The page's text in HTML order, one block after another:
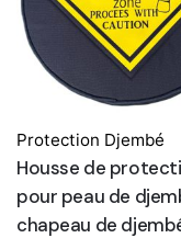
Protection Djembé
Housse de
pour peau de
chapeau de